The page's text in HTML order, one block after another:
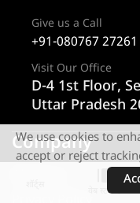
वेब स्टोरीज़
Give us a Call
+91-080767 27261
Visit Our Office
D-4 1st Floor,
Uttar Pradesh
Company
We use cookies to
accept or reject